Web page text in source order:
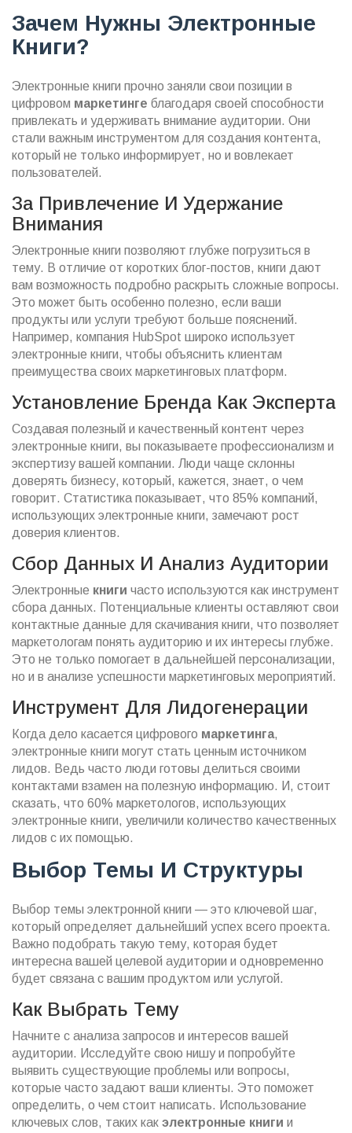
Зачем Нужны Электронные
Книги?
Электронные книги прочно заняли свои позиции в
цифровом маркетинге благодаря своей способности
привлекать и удерживать внимание аудитории. Они
стали важным инструментом для создания контента,
который не только информирует, но и вовлекает
пользователей.
За Привлечение И Удержание
Внимания
Электронные книги позволяют глубже погрузиться в
тему. В отличие от коротких блог-постов, книги дают
вам возможность подробно раскрыть сложные вопросы.
Это может быть особенно полезно, если ваши
продукты или услуги требуют больше пояснений.
Например, компания HubSpot широко использует
электронные книги, чтобы объяснить клиентам
преимущества своих маркетинговых платформ.
Установление Бренда Как Эксперта
Создавая полезный и качественный контент через
электронные книги, вы показываете профессионализм и
экспертизу вашей компании. Люди чаще склонны
доверять бизнесу, который, кажется, знает, о чем
говорит. Статистика показывает, что 85% компаний,
использующих электронные книги, замечают рост
доверия клиентов.
Сбор Данных И Анализ Аудитории
Электронные книги часто используются как инструмент
сбора данных. Потенциальные клиенты оставляют свои
контактные данные для скачивания книги, что позволяет
маркетологам понять аудиторию и их интересы глубже.
Это не только помогает в дальнейшей персонализации,
но и в анализе успешности маркетинговых мероприятий.
Инструмент Для Лидогенерации
Когда дело касается цифрового маркетинга,
электронные книги могут стать ценным источником
лидов. Ведь часто люди готовы делиться своими
контактами взамен на полезную информацию. И, стоит
сказать, что 60% маркетологов, использующих
электронные книги, увеличили количество качественных
лидов с их помощью.
Выбор Темы И Структуры
Выбор темы электронной книги — это ключевой шаг,
который определяет дальнейший успех всего проекта.
Важно подобрать такую тему, которая будет
интересна вашей целевой аудитории и одновременно
будет связана с вашим продуктом или услугой.
Как Выбрать Тему
Начните с анализа запросов и интересов вашей
аудитории. Исследуйте свою нишу и попробуйте
выявить существующие проблемы или вопросы,
которые часто задают ваши клиенты. Это поможет
определить, о чем стоит написать. Использование
ключевых слов, таких как электронные книги и